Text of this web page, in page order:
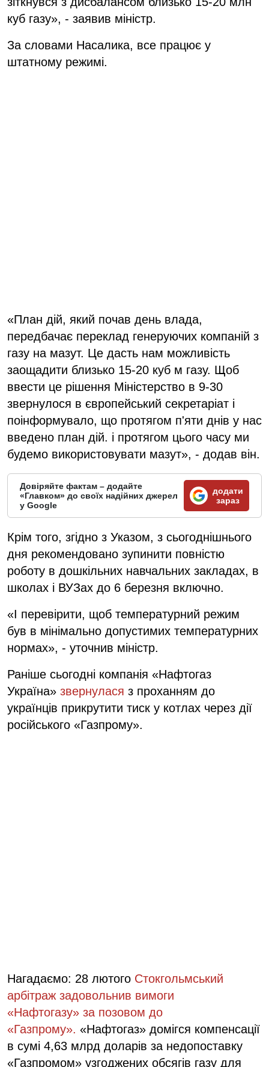
куб газу», - заявив міністр.
За словами Насалика, все працює у
штатному режимі.
«План дій, який почав день влада,
передбачає переклад генеруючих компаній з
газу на мазут. Це дасть нам можливість
заощадити близько 15-20 куб м газу. Щоб
ввести це рішення Міністерство в 9-30
звернулося в європейський секретаріат і
поінформувало, що протягом п'яти днів у нас
введено план дій. і протягом цього часу ми
будемо використовувати мазут», - додав він.
Довіряйте фактам – додайте
«Главком» до своїх надійних джерел
у Google
додати
зараз
Крім того, згідно з Указом, з сьогоднішнього
дня рекомендовано зупинити повністю
роботу в дошкільних навчальних закладах, в
школах і ВУЗах до 6 березня включно.
«І перевірити, щоб температурний режим
був в мінімально допустимих температурних
нормах», - уточнив міністр.
Раніше сьогодні компанія «Нафтогаз
Україна» звернулася з проханням до
українців прикрутити тиск у котлах через дії
російського «Газпрому».
Нагадаємо: 28 лютого Стокгольмський
арбітраж задовольнив вимоги
«Нафтогазу» за позовом до
«Газпрому». «Нафтогаз» домігся компенсації
в сумі 4,63 млрд доларів за недопоставку
«Газпромом» узгоджених обсягів газу для